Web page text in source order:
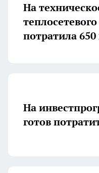
На
потратила
На
готов